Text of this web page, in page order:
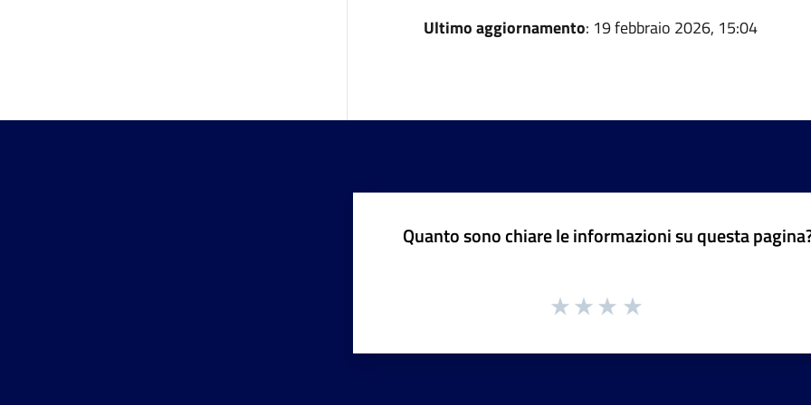
Ultimo aggiornamento: 19 febbraio 2026, 15:04
Quanto sono chiare le informazioni su questa